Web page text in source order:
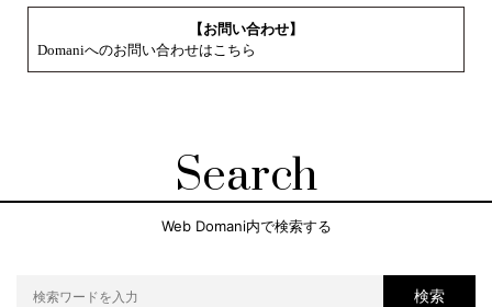
【お問い合わせ】
Domaniへのお問い合わせはこちら
Search
Web Domani内で検索する
検索